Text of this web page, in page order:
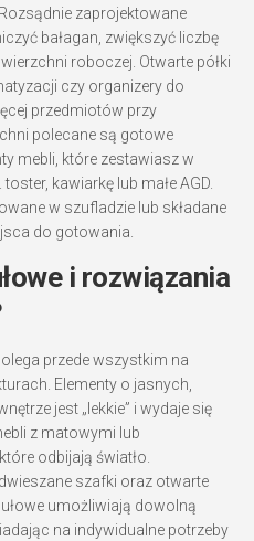
zaprojektowane
bałagan, zwiększyć liczbę
roboczej. Otwarte półki
czy organizery do
przedmiotów przy
polecane są gotowe
mebli, które zestawiasz w
kawiarkę lub małe AGD.
w szufladzie lub składane
do gotowania.
i rozwiązania
przede wszystkim na
Elementy o jasnych,
jest „lekkie” i wydaje się
z matowymi lub
odbijają światło.
szafki oraz otwarte
umożliwiają dowolną
na indywidualne potrzeby